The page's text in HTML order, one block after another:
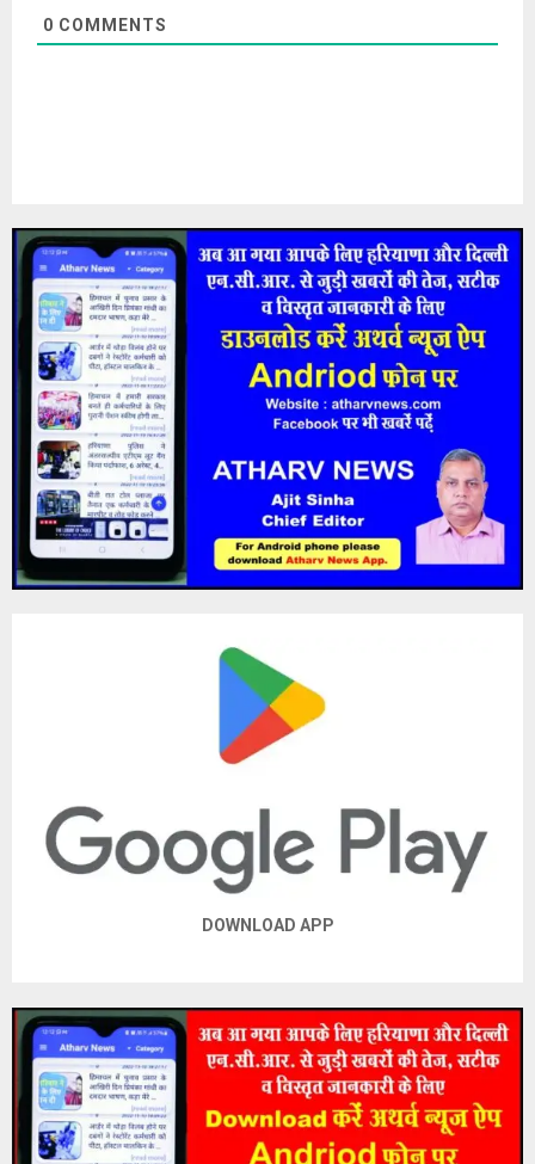
0 COMMENTS
DOWNLOAD APP